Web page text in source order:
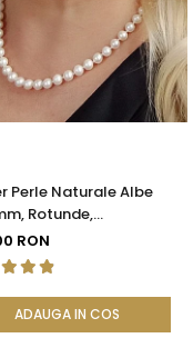
Perle Naturale Albe
Rotunde,
Argint 925 |
RON
ADAUGA IN COS